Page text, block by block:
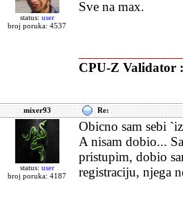
status: user
broj poruka: 4537
Sve na max.
CPU-Z Validator :
mixer93 Re:
status: user
broj poruka: 4187
Obicno sam sebi
A nisam dobio...
pristupim, dobio
registraciju, njega